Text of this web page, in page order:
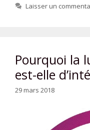
Laisser un
Pourquoi la
est-elle
29 mars 2018